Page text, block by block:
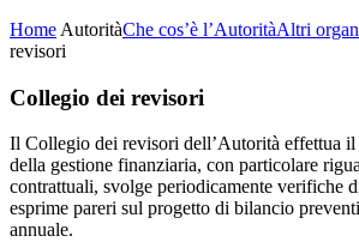
Home AutoritàChe cos’è l’AutoritàAltri
revisori
Collegio dei revisori
Il Collegio dei revisori dell’Autorità effettua
della gestione finanziaria, con particolare
contrattuali, svolge periodicamente verifiche
esprime pareri sul progetto di bilancio
annuale.